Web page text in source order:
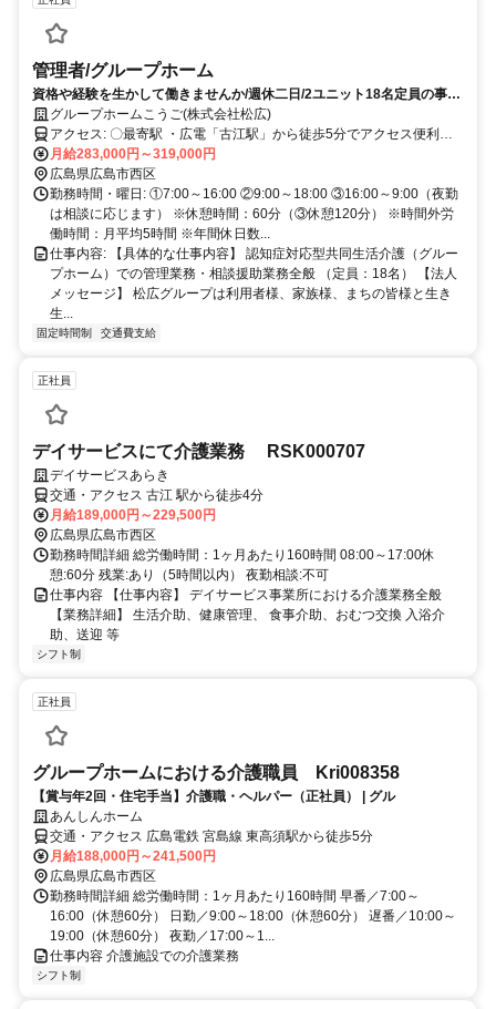
管理者/グループホーム
資格や経験を生かして働きませんか/週休二日/2ユニット18名定員の事業
所/車通勤OK
グループホームこうご(株式会社松広)
アクセス: 〇最寄駅 ・広電「古江駅」から徒歩5分でアクセス便利で
す！ ・「庚午住宅入口バス停」から徒歩3分 ※交通費支給！ ※車通
勤OK！バイク通勤OK！ ※駅近5分以内！
月給283,000円～319,000円
広島県広島市西区
勤務時間・曜日: ①7:00～16:00 ②9:00～18:00 ③16:00～9:00（夜勤
は相談に応じます） ※休憩時間：60分（③休憩120分） ※時間外労
働時間：月平均5時間 ※年間休日数...
仕事内容: 【具体的な仕事内容】 認知症対応型共同生活介護（グルー
プホーム）での管理業務・相談援助業務全般 （定員：18名） 【法人
メッセージ】 松広グループは利用者様、家族様、まちの皆様と生き
生...
固定時間制 交通費支給
正社員
デイサービスにて介護業務 RSK000707
デイサービスあらき
交通・アクセス 古江 駅から徒歩4分
月給189,000円～229,500円
広島県広島市西区
勤務時間詳細 総労働時間：1ヶ月あたり160時間 08:00～17:00休
憩:60分 残業:あり（5時間以内） 夜勤相談:不可
仕事内容 【仕事内容】 デイサービス事業所における介護業務全般
【業務詳細】 生活介助、健康管理、 食事介助、おむつ交換 入浴介
助、送迎 等
シフト制
正社員
グループホームにおける介護職員 Kri008358
【賞与年2回・住宅手当】介護職・ヘルパー（正社員） | グル
あんしんホーム
交通・アクセス 広島電鉄 宮島線 東高須駅から徒歩5分
月給188,000円～241,500円
広島県広島市西区
勤務時間詳細 総労働時間：1ヶ月あたり160時間 早番／7:00～
16:00（休憩60分） 日勤／9:00～18:00（休憩60分） 遅番／10:00～
19:00（休憩60分） 夜勤／17:00～1...
仕事内容 介護施設での介護業務
シフト制